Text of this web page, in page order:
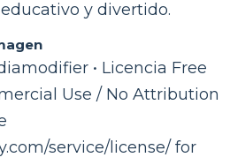
y divertido.
• Licencia Free
Use / No Attribution
service/license/ for